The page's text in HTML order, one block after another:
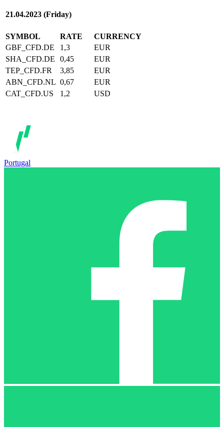
21.04.2023 (Friday)
SYMBOL RATE
CURRENCY
GBF_CFD.DE
1,3
EUR
SHA_CFD.DE
0,45
EUR
TEP_CFD.FR
3,85
EUR
ABN_CFD.NL 0,67
EUR
CAT_CFD.US
1,2 USD
Portugal